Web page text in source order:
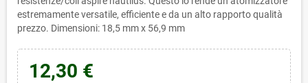
estremamente versatile, efficiente e da un alto rapporto qualità
prezzo. Dimensioni: 18,5 mm x 56,9 mm
12,30 €